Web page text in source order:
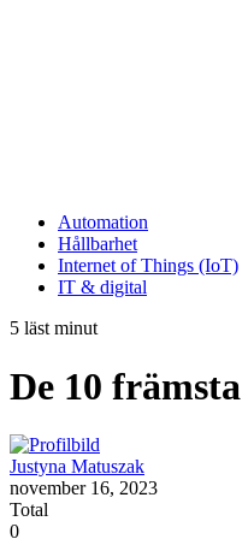
Automation
Hållbarhet
Internet of Things (IoT)
IT & digital
5 läst minut
De 10
Justyna Matuszak
november 16, 2023
Total
0